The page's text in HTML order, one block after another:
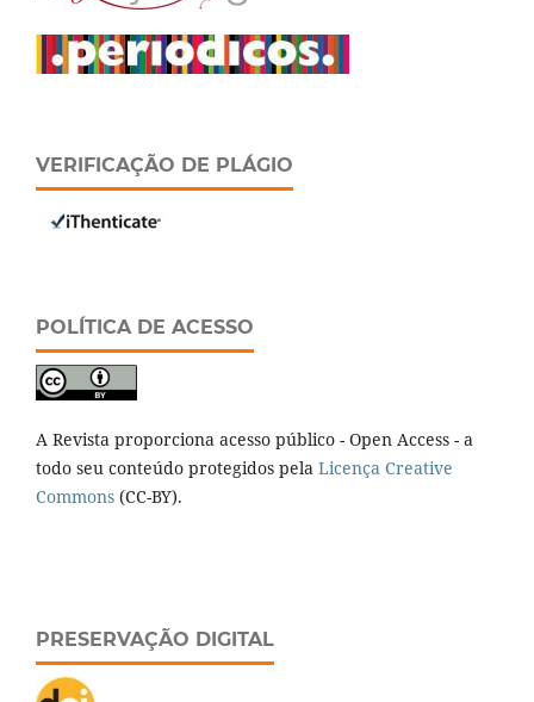
VERIFICAÇÃO DE PLÁGIO
POLÍTICA DE ACESSO
A Revista proporciona acesso público - Open Access - a
todo seu conteúdo protegidos pela Licença Creative
Commons (CC-BY).
PRESERVAÇÃO DIGITAL